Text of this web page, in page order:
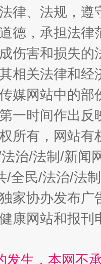
酒驾
律、法规，
德，承担法
伤害和损失
相关法律和
媒网站中的
一时间作出
所有，网站
治/法制/新闻
/全民/法治/法
家协办发布
康网站和报
发生，本网不